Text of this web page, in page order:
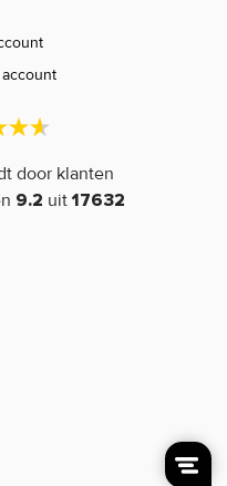
door klanten
9.2 uit17632